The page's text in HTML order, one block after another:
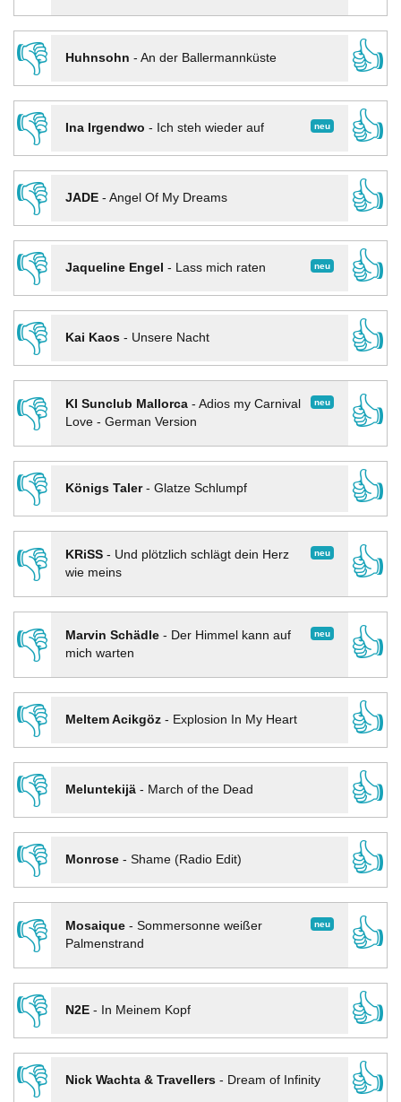
👎
Huhnsohn - An der Ballermannküste
👍
👎
neu
Ina Irgendwo - Ich steh wieder auf
👍
👎
JADE- Angel Of My Dreams
👍
👎
neu
Jaqueline Engel - Lass mich raten
👍
👎
Kai Kaos- Unsere Nacht
👍
👎
neu
KI Sunclub Mallorca- Adios my Carnival
Love - German Version
👍
👎
Königs Taler- Glatze Schlumpf
👍
👎
neu
KRiSS- Und plötzlich schlägt dein Herz
wie meins
👍
👎 neu
Marvin Schädle- Der Himmel kann auf
mich warten
👍
👎
Meltem Acikgöz- Explosion In My Heart
👍
👎
Meluntekijä- March of the Dead
👍
👎
Monrose- Shame (Radio Edit)
👍
👎
neu
Mosaique- Sommersonne weißer
Palmenstrand
👍
👎
N2E- In Meinem Kopf
👍
👎
Nick Wachta & Travellers- Dream of Infinity
👍